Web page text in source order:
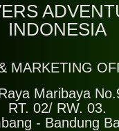
INDONESIA
MARKETING
Maribaya
RT. 02/ RW. 03.
- Bandung